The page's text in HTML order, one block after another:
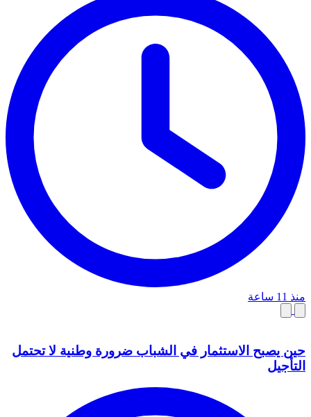
منذ 11 ساعة
حين يصبح الاستثمار في الشباب ضرورة وطنية لا تحتمل
التأجيل